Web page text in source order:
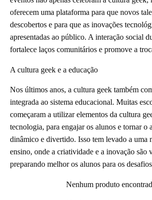
oferecem uma plataforma para que novos
descobertos e para que as inovações
apresentadas ao público. A interação social
fortalece laços comunitários e promove a
A cultura geek e a educação
Nos últimos anos, a cultura geek também
integrada ao sistema educacional. Muitas
começaram a utilizar elementos da cultura
tecnologia, para engajar os alunos e tornar o
dinâmico e divertido. Isso tem levado a uma
ensino, onde a criatividade e a inovação são
preparando melhor os alunos para os
Nenhum produto